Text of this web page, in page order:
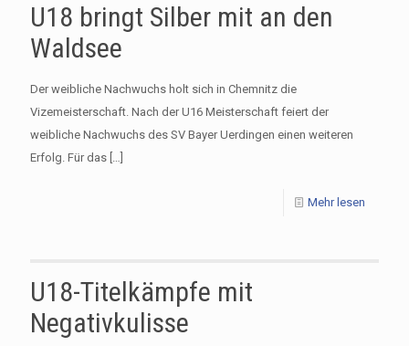
U18 bringt Silber mit an den
Waldsee
Der weibliche Nachwuchs holt sich in Chemnitz die
Vizemeisterschaft. Nach der U16 Meisterschaft feiert der
weibliche Nachwuchs des SV Bayer Uerdingen einen weiteren
Erfolg. Für das […]
Mehr lesen
U18-Titelkämpfe mit
Negativkulisse